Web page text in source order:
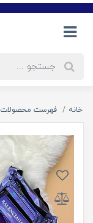
خانه فهرست محصولات